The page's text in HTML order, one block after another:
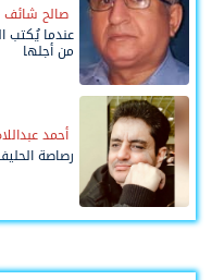
صالح شائف
عندما يُكتب
من أجلها
أحمد
رصاصة